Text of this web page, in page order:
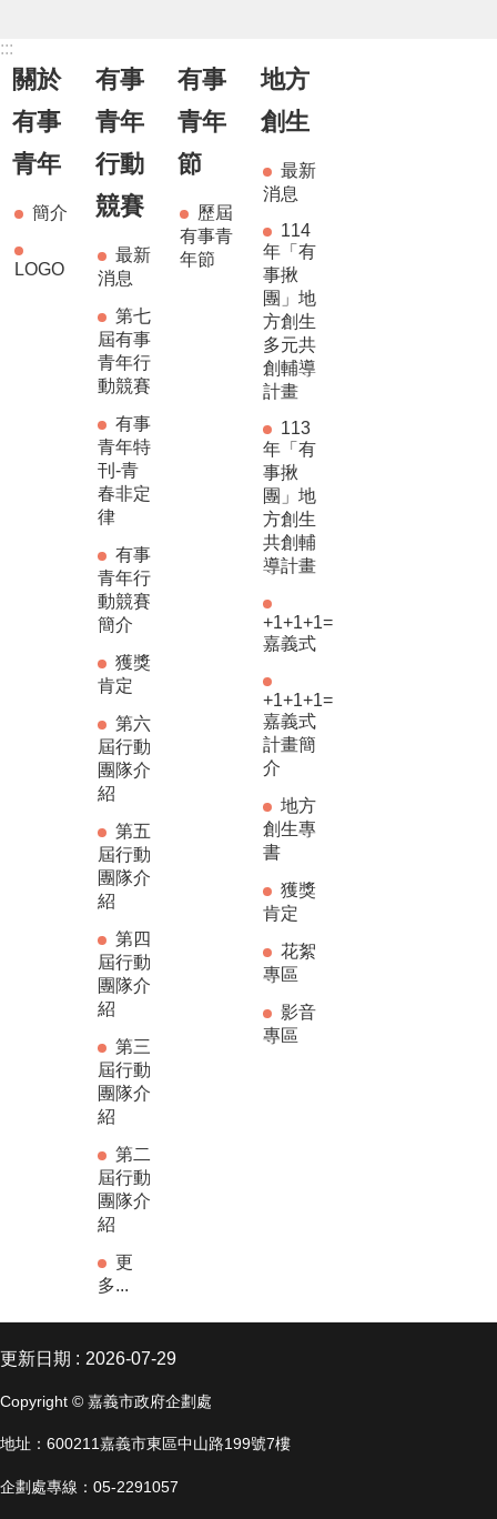
:::
關於
有事
青年
簡介
LOGO
有事
青年
行動
競賽
最新
消息
第七
屆有事
青年行
動競賽
有事
青年特
刊-青
春非定
律
有事
青年行
動競賽
簡介
獲獎
肯定
第六
屆行動
團隊介
紹
第五
屆行動
團隊介
紹
第四
屆行動
團隊介
紹
第三
屆行動
團隊介
紹
第二
屆行動
團隊介
紹
更
多...
有事
青年
節
歷屆
有事青
年節
地方
創生
最新
消息
114
年「有
事揪
團」地
方創生
多元共
創輔導
計畫
113
年「有
事揪
團」地
方創生
共創輔
導計畫
+1+1+1=
嘉義式
+1+1+1=
嘉義式
計畫簡
介
地方
創生專
書
獲獎
肯定
花絮
專區
影音
專區
更新日期 2026-07-29
Copyright © 嘉義市政府企劃處
地址：600211嘉義市東區中山路199號7樓
企劃處專線：05-2291057